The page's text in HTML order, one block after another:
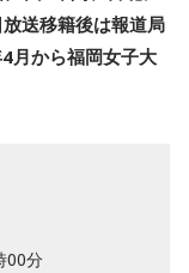
送移籍後は報道局
月から福岡女子大
00分